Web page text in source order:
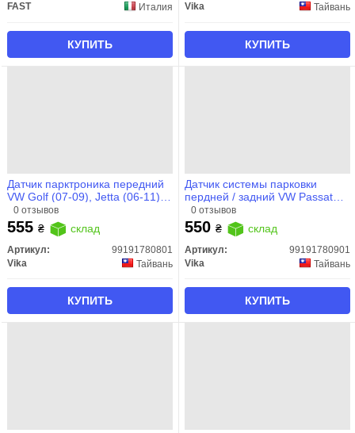
FAST
Италия
КУПИТЬ
Vika
Тайвань
КУПИТЬ
Датчик парктроника передний
VW Golf (07-09), Jetta (06-11),
Passat (08-11), Toureg (07-10)
(99191780801) VIKA
0 отзывов
555 ₴ склад
Артикул:
99191780801
Vika
Тайвань
КУПИТЬ
Датчик системы парковки
пердней / задний VW Passat
(01-05)/Audi A3 (97-03), A6 (98-
01) (99191780901) VIKA
0 отзывов
550 ₴ склад
Артикул:
99191780901
Vika
Тайвань
КУПИТЬ